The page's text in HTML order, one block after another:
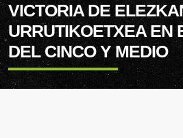
VICTORIA DE
URRUTIKOETXEA EN
DEL CINCO Y MEDIO